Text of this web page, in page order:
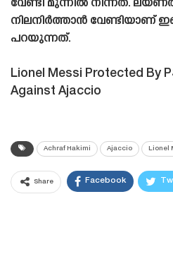
വേണ്ടി മുന്നിൽ നിന്നത്.
നിലനിർത്താൻ വേണ്ടിയാണ്
പറയുന്നത്.
Lionel Messi Protected By
Against Ajaccio
Achraf Hakimi Ajaccio Lionel
Share Facebook